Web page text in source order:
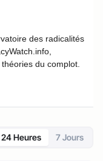
des radicalités
du complot.
24 Heures 7 Jours